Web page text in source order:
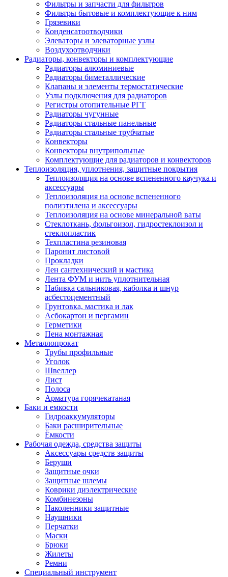
Фильтры и запчасти для фильтров
Фильтры бытовые и комплектующие к ним
Грязевики
Конденсатоотводчики
Элеваторы и элеваторные узлы
Воздухоотводчики
Радиаторы, конвекторы и комплектующие
Радиаторы алюминиевые
Радиаторы биметаллические
Клапаны и элементы термостатические
Узлы подключения для радиаторов
Регистры отопительные РГТ
Радиаторы чугунные
Радиаторы стальные панельные
Радиаторы стальные трубчатые
Конвекторы
Конвекторы внутрипольные
Комплектующие для радиаторов и конвекторов
Теплоизоляция, уплотнения, защитные покрытия
Теплоизоляция на основе вспененного каучука и
аксессуары
Теплоизоляция на основе вспененного
полиэтилена и аксессуары
Теплоизоляция на основе минеральной ваты
Стеклоткань, фольгоизол, гидростеклоизол и
стеклопластик
Техпластина резиновая
Паронит листовой
Прокладки
Лен сантехнический и мастика
Лента ФУМ и нить уплотнительная
Набивка сальниковая, каболка и шнур
асбестоцементный
Грунтовка, мастика и лак
Асбокартон и пергамин
Герметики
Пена монтажная
Металлопрокат
Трубы профильные
Уголок
Швеллер
Лист
Полоса
Арматура горячекатаная
Баки и емкости
Гидроаккумуляторы
Баки расширительные
Ёмкости
Рабочая одежда, средства защиты
Аксессуары средств защиты
Беруши
Защитные очки
Защитные шлемы
Коврики диэлектрические
Комбинезоны
Наколенники защитные
Наушники
Перчатки
Маски
Брюки
Жилеты
Ремни
Специальный инструмент